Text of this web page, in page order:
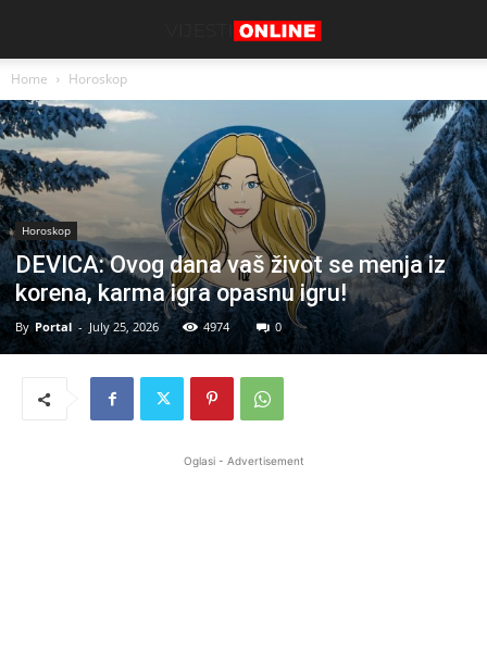
Home Horoskop
Horoskop
DEVICA: Ovog dana vaš život se menja iz
korena, karma igra opasnu igru!
By Portal - July 25, 2026 4974 0
Oglasi - Advertisement